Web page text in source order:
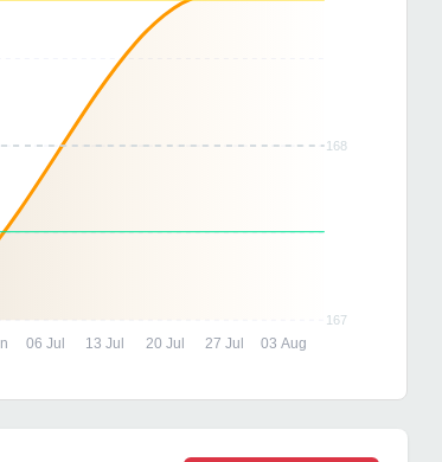
168
167
06 Jul 13 Jul 20 Jul 27 Jul 03 Aug